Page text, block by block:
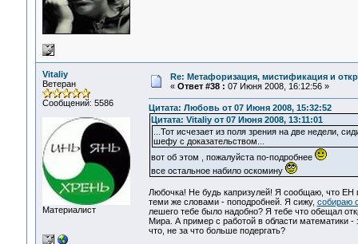
Vitaliy
Ветеран
Сообщений: 5586
Материалист
Re: Метафоризация, мистификация и
« Ответ #38 : 07 Июня 2008, 16:12:56 »
Цитата: Любовь от 07 Июня 2008, 15:32:52
Цитата: Vitaliy от 07 Июня 2008, 13:11:01
...Тот исчезает из поля зрения на две недели,
шефу с доказательством...
вот об этом , пожалуйста по-подробнее
все остальное набило оскомину
Любочка! Не будь капризулей! Я сообщаю, что ЕН
теми же словами - поподробней. Я сижу, собираю
лешего тебе было надобно? Я тебе что обещал
Мира. А пример с работой в области
что, не за что больше подергать?